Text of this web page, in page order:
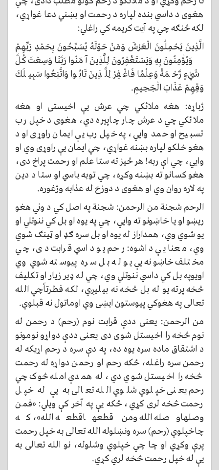
هغوی د داسي بنده لپاره د رحمت او بښني دعا غواړي،
لکه څنګه چي په آيت کریمه کي راغلي:
الَّذِينَ يَحْمِلُونَ الْعَرْشَ وَمَنْ حَوْلَهُ يُسَبِّحُونَ بِحَمْدِ رَبِّهِمْ
وَيُؤْمِنُونَ بِهِ وَيَسْتَغْفِرُونَ لِلَّذِينَ آمَنُوا رَبَّنَا وَسِعْتَ كُلَّ
شَيْءٍ رَّحْمَةً وَعِلْمًا فَاغْفِرْ لِلَّذِينَ تَابُوا وَاتَّبَعُوا سَبِيلَكَ
وَقِهِمْ عَذَابَ الْجَحِيمِ.
ژباړه: هغه ملائکي چي عرش یې اخیستی او هغه
ملائکي چي د عرش چار چاپيره دي، هغوی د خپل رب
تسبیح او حمد وايي، په خپل رب يې ایمان راوړی او د
هغو خلکو لپاره بښنه غواړي، چي ایمان یې راوړی وي او
وايي، چي اې ربه! هر څیز ته ستا علم او رحمت پراخ دی،
هغو کسانو ته بښنه وکړه، چي توبه باسي او ستا د دین
په لاره روان وي او هغوی د دوزخ له عذابه وژغوره.
الرحم شجنة من الرحمن: شجنة په اصل کي د وني هغو
ريښو او يا خاښونو ته وايي، چي په يوه او بل کي ننوتلي او
يو شوي وي، همداراز له یوه او بل سره ګډ او ټينګ شوي
وي، معنا یې داشوه: رحم یو داسي قرابت دی، چي
مختلف خاښونه یې يو له بل سره پيوسته شوي وي
اويوپه بل کي داسي ننوتلي وي، چي له ډیر زيار او تکليف
څخه پرته يو له بل څخه نه بيليږي، لکه فطرتاًچي الله
تعالی په هغوکي پيوستون ايښی وي اوماتول نه قبلوي.
من الرحمن: یعنی ددې قرابت نوم (رحم) د رحمن له
نوم څخه را اخيستل شوی دی يعنی ددې دواړو نومونو
د اشتقاق ماده سره يوه ده، په دې سره د رحم اړيکه له
رحمن سره راغله، ځکه رحم او رحمن دواړه له رحمت
څخه را اخيستل شوي دي، له همدې امله څوک چي
رحم یعنی خپلوي شلوي الله تعالی به یې له خپل
رحمت څخه لری کړي، ځکه یې په آخر کې ویلي: «فمن
وصلهاوصله الله ومن قطعهاقطعه الله»، که
چاخپلوي (رحم) سره ونښلوله الله تعالی به خپل رحمت
پرې وکړي او چا چي خپلوي وشلوله، نو الله تعالی به
یې له خپل رحمت څخه لري کړي.